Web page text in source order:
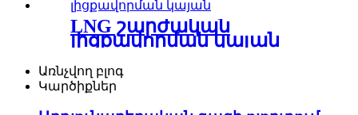
LNG շարժական
լիցքավորման կայան
Առնչվող բլոգ
Կարծիքներ